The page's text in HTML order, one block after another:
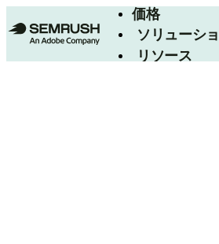
価格
ソリューシ
リソース